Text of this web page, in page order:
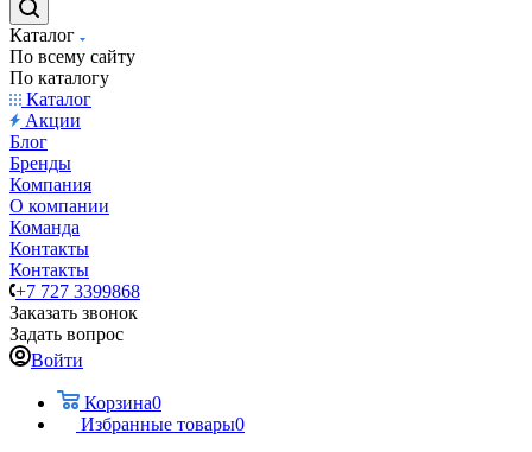
Каталог
По всему сайту
По каталогу
Каталог
Акции
Блог
Бренды
Компания
О компании
Команда
Контакты
Контакты
+7 727 3399868
Заказать звонок
Задать вопрос
Войти
Корзина0
Избранные товары0